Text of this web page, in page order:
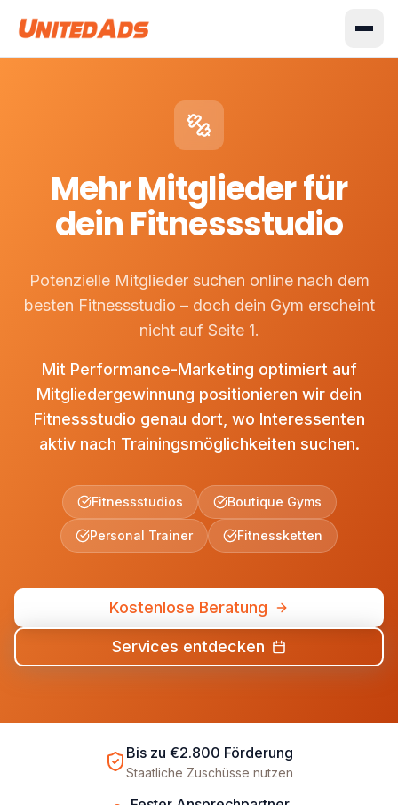
Mehr Mitglieder für
dein Fitnessstudio
Potenzielle Mitglieder suchen online nach dem
besten Fitnessstudio – doch dein Gym erscheint
nicht auf Seite 1.
Mit Performance-Marketing optimiert auf
Mitgliedergewinnung positionieren wir dein
Fitnessstudio genau dort, wo Interessenten
aktiv nach Trainingsmöglichkeiten suchen.
Fitnessstudios Boutique Gyms
Personal Trainer Fitnessketten
Kostenlose Beratung
Services entdecken
Bis zu €2.800 Förderung
Staatliche Zuschüsse nutzen